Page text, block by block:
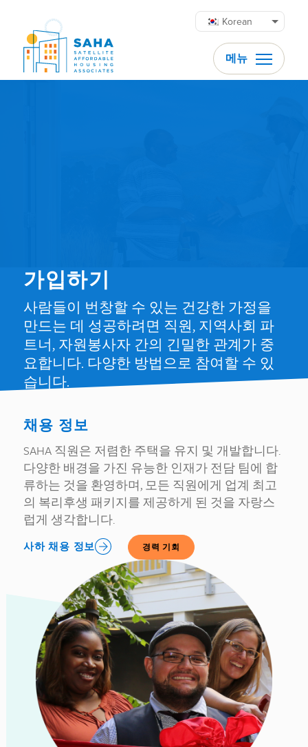
Korean
메뉴
가입하기
사람들이 번창할 수 있는 건강한 가정을
만드는 데 성공하려면 직원, 지역사회 파
트너, 자원봉사자 간의 긴밀한 관계가 중
요합니다. 다양한 방법으로 참여할 수 있
습니다.
채용 정보
SAHA 직원은 저렴한 주택을 유지 및 개발합니다.
다양한 배경을 가진 유능한 인재가 전담 팀에 합
류하는 것을 환영하며, 모든 직원에게 업계 최고
의 복리후생 패키지를 제공하게 된 것을 자랑스
럽게 생각합니다.
사하 채용 정보 경력 기회